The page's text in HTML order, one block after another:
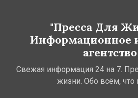
"Пресса Для
Информационное
агентство
Свежая информация 24 на 7.
жизни. Обо всём, что